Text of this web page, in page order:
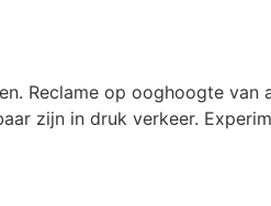
Reclame op ooghoogte van
zijn in druk verkeer.